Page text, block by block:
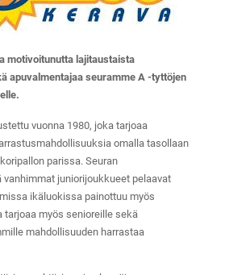
motivoitunutta lajitaustaista
apuvalmentajaa seuramme A -tyttöjen
vuonna 1980, joka tarjoaa
omalla tasollaan
parissa. Seuran
juniorijoukkueet pelaavat
ikäluokissa painottuu myös
tarjoaa myös senioreille sekä
mahdollisuuden harrastaa